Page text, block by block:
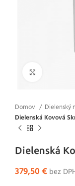
Klikni pre
Domov Dielenský
Dielenská Kovová
Dielenská
379,50€ bez